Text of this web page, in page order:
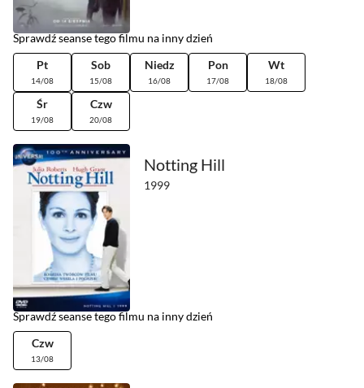
Sprawdź seanse tego filmu na inny dzień
Pt
14/08
Sob
15/08
Niedz
16/08
Pon
17/08
Wt
18/08
Śr
19/08
Czw
20/08
Notting Hill
1999
Sprawdź seanse tego filmu na inny dzień
Czw
13/08